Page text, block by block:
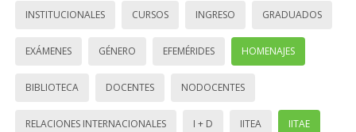
INSTITUCIONALES CURSOS INGRESO GRADUADOS
EXÁMENES GÉNERO EFEMÉRIDES HOMENAJES
BIBLIOTECA DOCENTES NODOCENTES
RELACIONES INTERNACIONALES I + D IITEA IITAE